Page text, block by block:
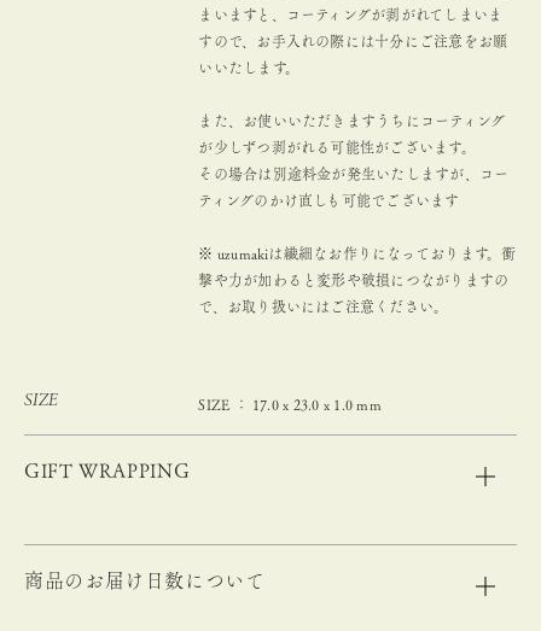
まいますと、コーティングが剥がれてしまいま
すので、お手入れの際には十分にご注意をお願
いいたします。
また、お使いいただきますうちにコーティング
が少しずつ剥がれる可能性がございます。
その場合は別途料金が発生いたしますが、コー
ティングのかけ直しも可能でございます
※ uzumakiは繊細なお作りになっております。衝
撃や力が加わると変形や破損につながりますの
で、お取り扱いにはご注意ください。
SIZE SIZE ： 17.0 x 23.0 x 1.0 mm
GIFT WRAPPING
商品のお届け日数について